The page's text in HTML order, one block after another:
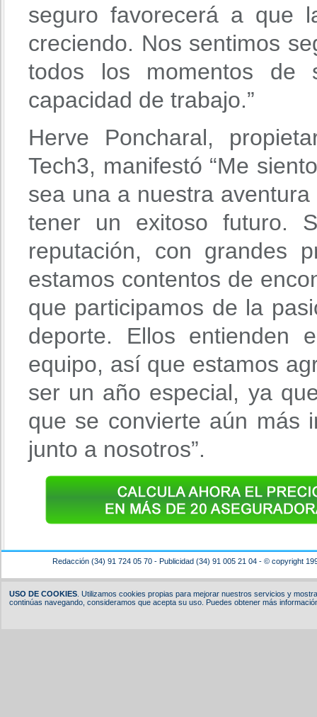
seguro favorecerá a que
creciendo. Nos sentimos
todos los momentos de
capacidad de trabajo.”
Herve Poncharal,
Tech3, manifestó “Me
sea una a nuestra
tener un exitoso futuro.
reputación, con grandes
estamos contentos de
que participamos de la
deporte. Ellos entienden
equipo, así que estamos
ser un año especial, ya
que se convierte aún más
junto a nosotros”.
Redacción (34) 91 724 05 70 - Publicidad (34) 91 005 21 04 - © copyright
USO DE COOKIES. Utilizamos cookies propias para mejorar nuestros servicios y
continúas navegando, consideramos que acepta su uso. Puedes obtener más